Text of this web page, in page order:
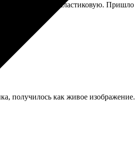
простую пластиковую. Пришло
получилось как живое